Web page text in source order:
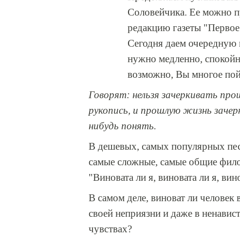
Соловейчика. Ее можно
редакцию газеты
Сегодня даем
нужно медленно,
возможно, Вы многое
Говорят: нельзя зачеркивать
рукопись, и прошлую жизнь
нибудь понять.
В дешевых, самых популярных
самые сложные, самые общие
"Виновата ли я, виновата ли я,
В самом деле, виноват ли человек
своей неприязни и даже в
чувствах?